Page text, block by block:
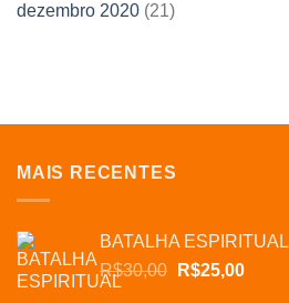
dezembro 2020 (21)
MAIS RECENTES
BATALHA ESPIRITUAL
R$30,00 O
R$25,00O